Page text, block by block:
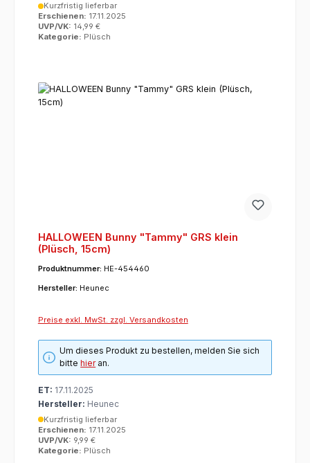
Kurzfristig lieferbar
Erschienen: 17.11.2025
UVP/VK: 14,99 €
Kategorie: Plüsch
HALLOWEEN Bunny "Tammy" GRS klein
(Plüsch, 15cm)
Produktnummer: HE-454460
Hersteller: Heunec
Preise exkl. MwSt. zzgl. Versandkosten
Um dieses Produkt zu bestellen, melden Sie sich
bittehieran.
ET: 17.11.2025
Hersteller: Heunec
Kurzfristig lieferbar
Erschienen: 17.11.2025
UVP/VK: 9,99 €
Kategorie: Plüsch